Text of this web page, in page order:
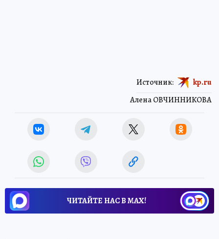
Алена ОВЧИННИКОВА
Источник: kp.ru
ЧИТАЙТЕ НАС В МАХ!